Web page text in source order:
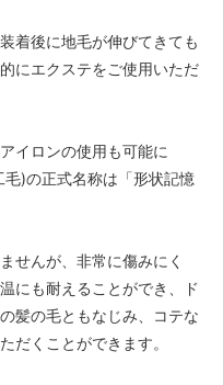
着後に地毛が伸びてきても
にエクステをご使用いただ
イロンの使用も可能に
)の正式名称は「形状記憶
せんが、非常に傷みにく
にも耐えることができ、ド
髪の毛ともなじみ、コテな
だくことができます。